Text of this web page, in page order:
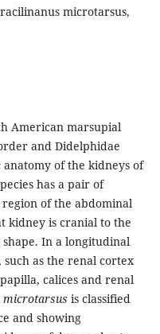
microtarsus,
American marsupial
and Didelphidae
of the kidneys of
has a pair of
of the abdominal
kidney is cranial to the
In a longitudinal
as the renal cortex
calices and renal
microtarsus is classified
and showing